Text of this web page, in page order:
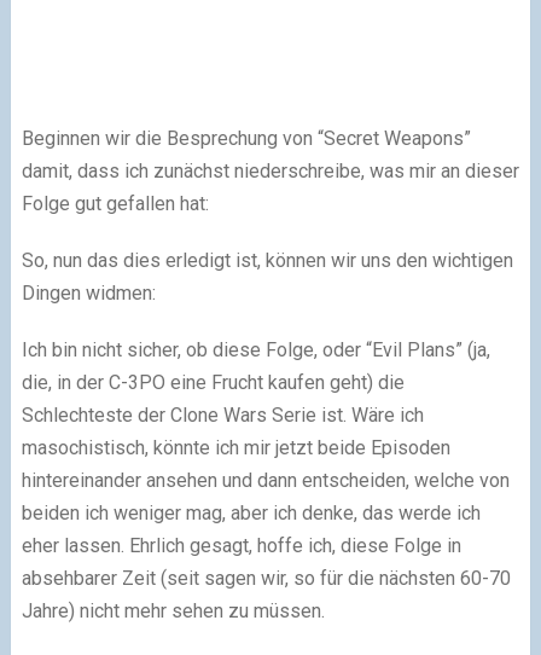
Beginnen wir die Besprechung von “Secret Weapons”
damit, dass ich zunächst niederschreibe, was mir an dieser
Folge gut gefallen hat:
So, nun das dies erledigt ist, können wir uns den wichtigen
Dingen widmen:
Ich bin nicht sicher, ob diese Folge, oder “Evil Plans” (ja,
die, in der C-3PO eine Frucht kaufen geht) die
Schlechteste der Clone Wars Serie ist. Wäre ich
masochistisch, könnte ich mir jetzt beide Episoden
hintereinander ansehen und dann entscheiden, welche von
beiden ich weniger mag, aber ich denke, das werde ich
eher lassen. Ehrlich gesagt, hoffe ich, diese Folge in
absehbarer Zeit (seit sagen wir, so für die nächsten 60-70
Jahre) nicht mehr sehen zu müssen.